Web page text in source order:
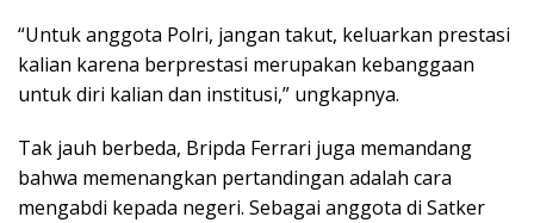
“Untuk anggota Polri, jangan takut, keluarkan prestasi
kalian karena berprestasi merupakan kebanggaan
untuk diri kalian dan institusi,” ungkapnya.
Tak jauh berbeda, Bripda Ferrari juga memandang
bahwa memenangkan pertandingan adalah cara
mengabdi kepada negeri. Sebagai anggota di Satker